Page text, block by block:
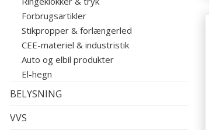
Forbrugsartikler
Stikpropper & forlængerled
CEE-materiel & industristik
Auto og elbil produkter
El-hegn
BELYSNING
VVS